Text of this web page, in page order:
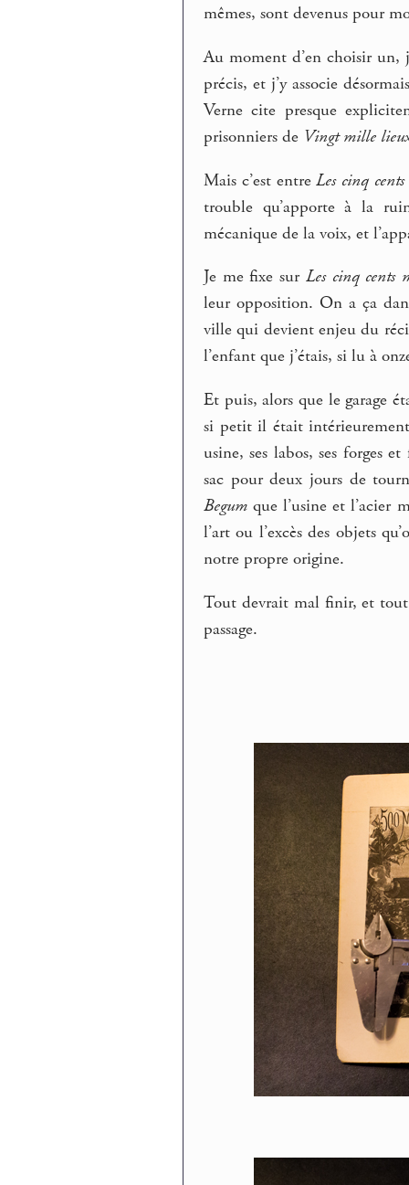
mêmes, sont devenus pour
Au moment d’en choisir un,
précis, et j’y associe
Verne cite presque
prisonniers de Vingt mille
Mais c’est entreLes cinq
trouble qu’apporte à la
mécanique de la voix, et
Je me fixe sur Les cinq cents
leur opposition. On a ça
ville qui devient enjeu du
l’enfant que j’étais, si lu à
Et puis, alors que le garage
si petit il était
usine, ses labos, ses forges
sac pour deux jours de
Begum que l’usine et l’acier
l’art ou l’excès des objets
notre propre origine.
Tout devrait mal finir, et tout
passage.